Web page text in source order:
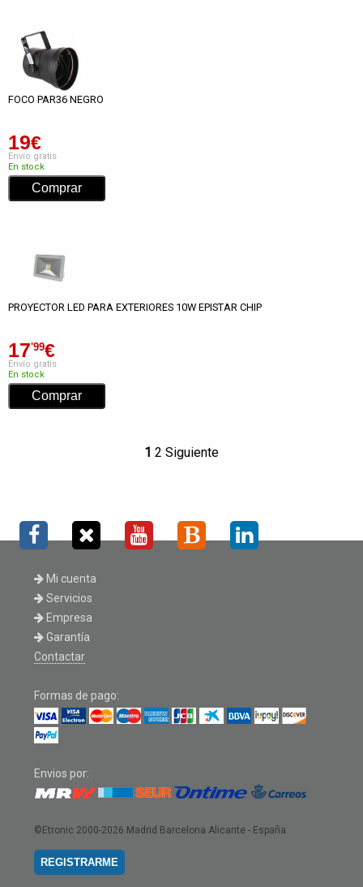
FOCO PAR36 NEGRO
19€
Envío gratis
En stock
PROYECTOR LED PARA EXTERIORES 10W EPISTAR CHIP
17'99€
Envío gratis
En stock
1 2 Siguiente
Mi cuenta
Servicios
Empresa
Garantía
Contactar
Formas de pago:
Envios por:
©Etronic 2000-2026 Madrid Barcelona Alicante - España
REGISTRARME